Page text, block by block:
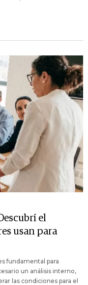
el
usan para
fundamental para
un análisis interno,
las condiciones para el